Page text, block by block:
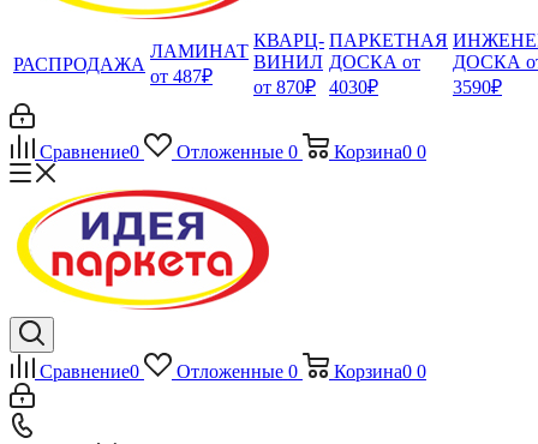
РАСПРОДАЖА
ЛАМИНАТ
от 487₽
КВАРЦ-
ВИНИЛ
от 870₽
ПАРКЕТНАЯ
ДОСКА от
4030₽
ДОСКА
3590₽
Сравнение0 Отложенные 0 Корзина0 0
Сравнение0 Отложенные 0 Корзина0 0